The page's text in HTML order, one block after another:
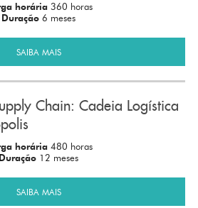
horária 360 horas
Duração 6 meses
SAIBA MAIS
Chain: Cadeia Logística
horária 480 horas
Duração 12 meses
SAIBA MAIS